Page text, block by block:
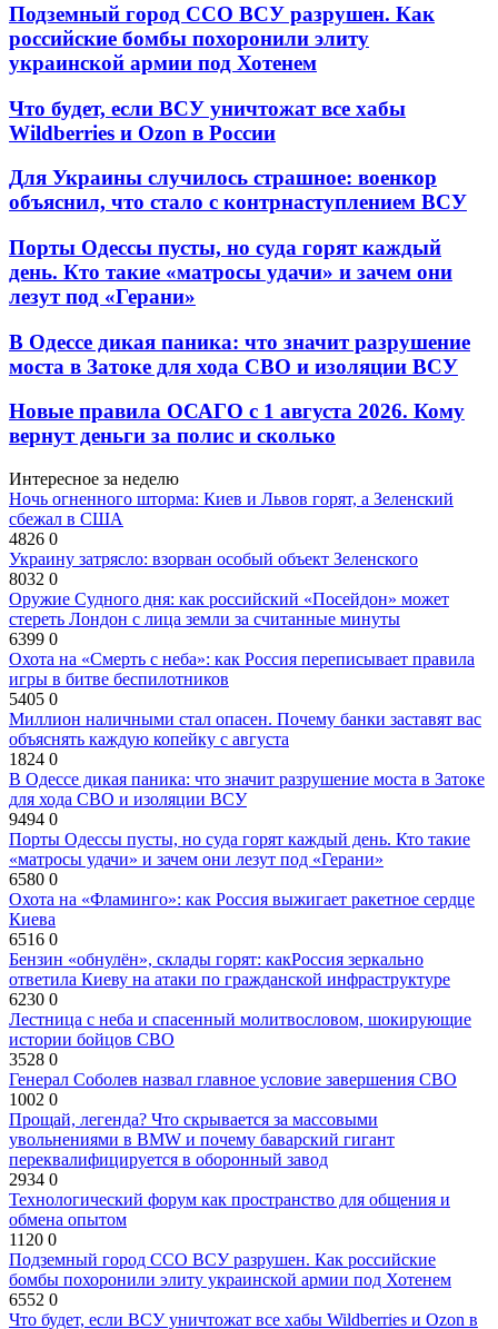
Подземный город ССО ВСУ разрушен. Как
российские бомбы похоронили элиту
украинской армии под Хотенем
Что будет, если ВСУ уничтожат все хабы
Wildberries и Ozon в России
Для Украины случилось страшное: военкор
объяснил, что стало с контрнаступлением ВСУ
Порты Одессы пусты, но суда горят каждый
день. Кто такие «матросы удачи» и зачем они
лезут под «Герани»
В Одессе дикая паника: что значит разрушение
моста в Затоке для хода СВО и изоляции ВСУ
Новые правила ОСАГО с 1 августа 2026. Кому
вернут деньги за полис и сколько
Интересное за неделю
Ночь огненного шторма: Киев и Львов горят, а Зеленский
сбежал в США
4826 0
Украину затрясло: взорван особый объект Зеленского
8032 0
Оружие Судного дня: как российский «Посейдон» может
стереть Лондон с лица земли за считанные минуты
6399 0
Охота на «Смерть с неба»: как Россия переписывает правила
игры в битве беспилотников
5405 0
Миллион наличными стал опасен. Почему банки заставят вас
объяснять каждую копейку с августа
1824 0
В Одессе дикая паника: что значит разрушение моста в Затоке
для хода СВО и изоляции ВСУ
9494 0
Порты Одессы пусты, но суда горят каждый день. Кто такие
«матросы удачи» и зачем они лезут под «Герани»
6580 0
Охота на «Фламинго»: как Россия выжигает ракетное сердце
Киева
6516 0
Бензин «обнулён», склады горят: какРоссия зеркально
ответила Киеву на атаки по гражданской инфраструктуре
6230 0
Лестница с неба и спасенный молитвословом, шокирующие
истории бойцов СВО
3528 0
Генерал Соболев назвал главное условие завершения СВО
1002 0
Прощай, легенда? Что скрывается за массовыми
увольнениями в BMW и почему баварский гигант
переквалифицируется в оборонный завод
2934 0
Технологический форум как пространство для общения и
обмена опытом
1120 0
Подземный город ССО ВСУ разрушен. Как российские
бомбы похоронили элиту украинской армии под Хотенем
6552 0
Что будет, если ВСУ уничтожат все хабы Wildberries и Ozon в